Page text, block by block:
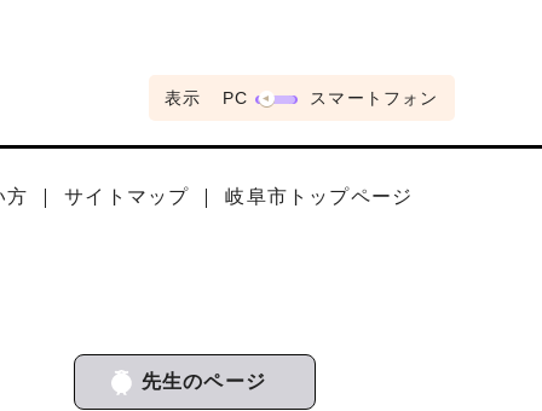
表示 PC スマートフォン
方 サイトマップ 岐阜市トップページ
先生のページ